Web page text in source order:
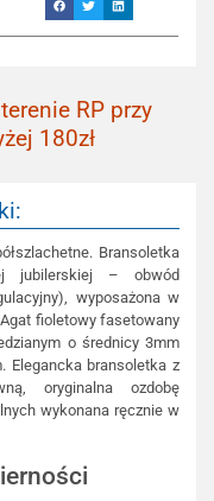
RP przy
180zł
Bransoletka
jubilerskiej – obwód
wyposażona w
fioletowy fasetowany
o średnicy 3mm
Elegancka bransoletka z
oryginalna ozdobę
wykonana ręcznie w